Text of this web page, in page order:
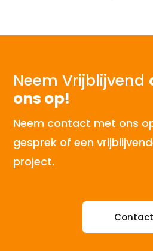
Neem Vrijblijvend
ons op!
Neem contact met ons
gesprek of een
project.
Contact